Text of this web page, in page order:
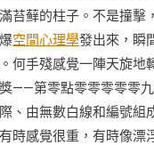
苔蘚的柱子。不是撞
空間心理學發出來，瞬
何手殘感覺一陣天旋地
獎——第零點零零零零零
、由無數白線和編號
時感覺很重，有時像漂